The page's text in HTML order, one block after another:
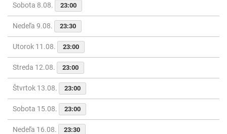
Sobota 8.08. 23:00
Nedeľa 9.08. 23:30
Utorok 11.08. 23:00
Streda 12.08. 23:00
Štvrtok 13.08. 23:00
Sobota 15.08. 23:00
Nedeľa 16.08. 23:30